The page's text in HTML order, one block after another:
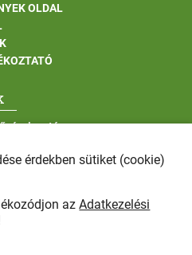
OLDAL
itatása a rendkívüli melegben
érdekben sütiket (cookie)
azAdatkezelési